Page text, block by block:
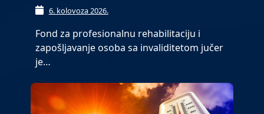
6. kolovoza 2026.
Fond za profesionalnu rehabilitaciju i
zapošljavanje osoba sa invaliditetom jučer
je…